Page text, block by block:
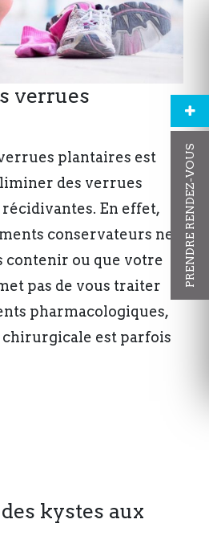
verrues
plantaires est
des verrues
En effet,
conservateurs ne
contenir ou que votre
pas de vous traiter
pharmacologiques,
est parfois
kystes aux
PRENDRE RENDEZ-VOUS